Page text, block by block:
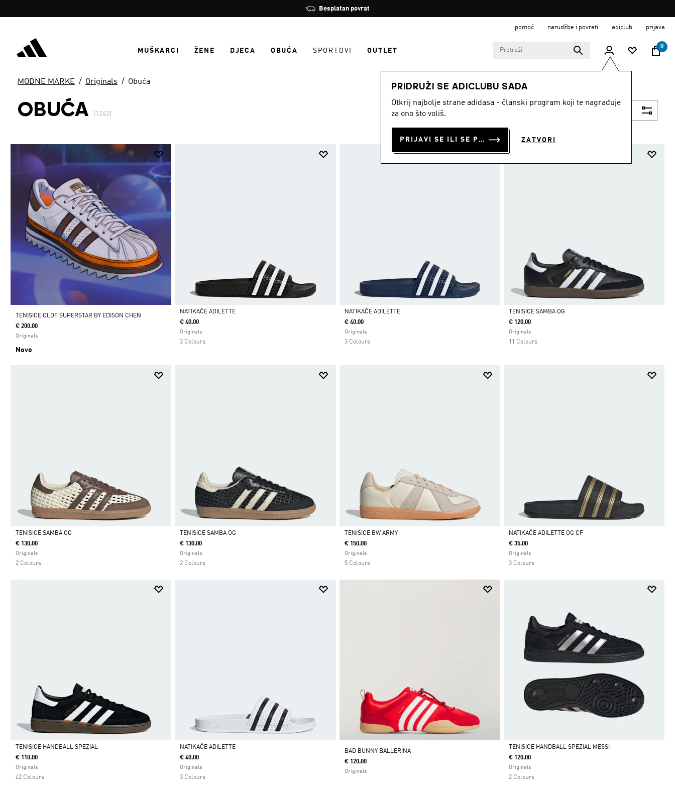
Zaustavi
rotaciju
Besplatan povrat
pomoć narudžbe i povrati adiclub prijava
MUŠKARCI ŽENE DJECA OBUĆA SPORTOVI OUTLET
0
PRIDRUŽI SE ADICLUBU SADA
Otkrij najbolje strane adidasa - članski program koji te nagrađuje
za ono što voliš.
PRIJAVI SE ILI SE PRIDRUŽI SADA ZATVORI
MODNE MARKE Originals Obuća
OBUĆA (1262)
TENISICE CLOT SUPERSTAR BY EDISON CHEN
€ 200.00
Originals
Novo
Da
NATIKAČE ADILETTE
€ 40.00
Originals
3 Colours
Da
NATIKAČE ADILETTE
€ 40.00
Originals
3 Colours
Da
TENISICE SAMBA OG
€ 120.00
Originals
11 Colours
Da
TENISICE SAMBA OG
€ 130.00
Originals
2 Colours
Da
TENISICE SAMBA OG
€ 130.00
Originals
2 Colours
Da
TENISICE BW ARMY
€ 150.00
Originals
5 Colours
Da
NATIKAČE ADILETTE OG CF
€ 35.00
Originals
3 Colours
Da
TENISICE HANDBALL SPEZIAL
€ 110.00
Originals
42 Colours
Da
NATIKAČE ADILETTE
€ 40.00
Originals
3 Colours
BAD BUNNY BALLERINA
€ 120.00
Originals
Da
TENISICE HANDBALL SPEZIAL MESSI
€ 120.00
Originals
2 Colours